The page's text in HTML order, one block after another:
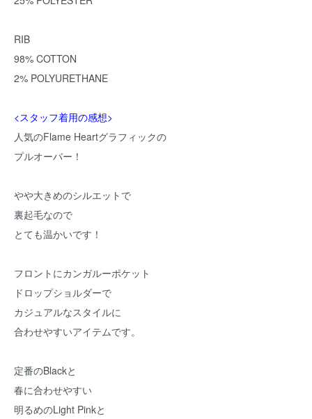
RIB
98% COTTON
2% POLYURETHANE
<スタッフ着用の感想>
人気のFlame Heartグラフィックの
プルオーバー！
やや大きめのシルエットで
裏起毛なので
とても温かいです！
フロントにカンガルーポケット
ドロップショルダーで
カジュアルなスタイルに
合わせやすいアイテムです。
定番のBlackと
春に合わせやすい
明るめのLight Pinkと